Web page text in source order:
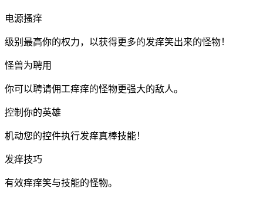
电源搔痒
级别最高你的权力，以获得更多的发痒笑出来的怪物！
怪兽为聘用
你可以聘请佣工痒痒的怪物更强大的敌人。
控制你的英雄
机动您的控件执行发痒真棒技能！
发痒技巧
有效痒痒笑与技能的怪物。